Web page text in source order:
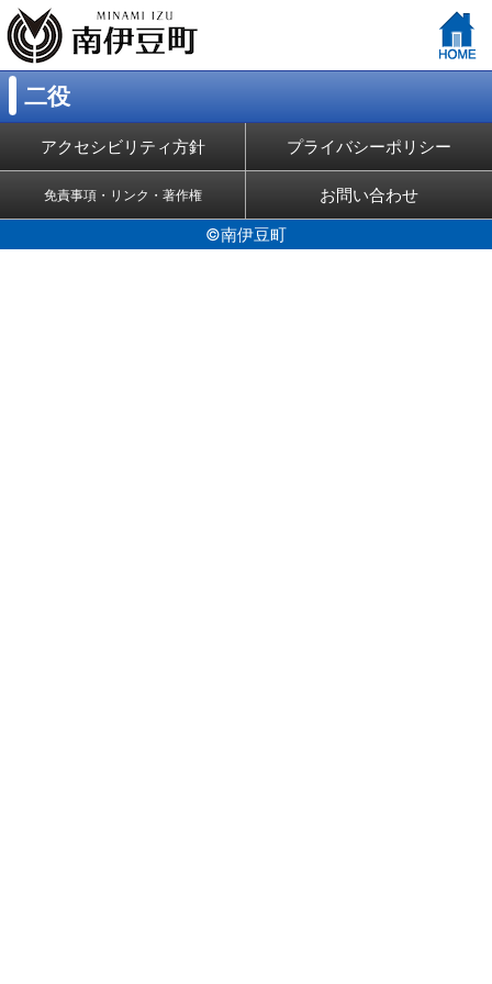
二役
アクセシビリティ方針 プライバシーポリシー
免責事項・リンク・著作権
お問い合わせ
©南伊豆町